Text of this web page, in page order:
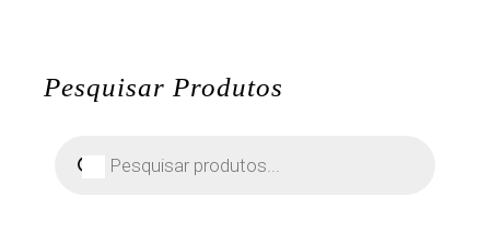
Pesquisar Produtos
produtos